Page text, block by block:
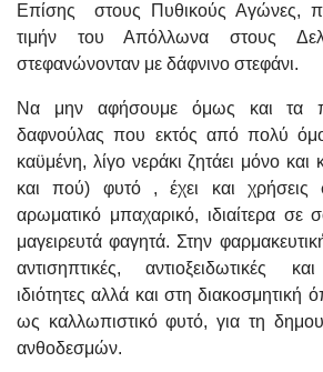
Επίσης στους Πυθικούς Αγώνες,
τιμήν του Απόλλωνα στους
στεφανώνονταν με δάφνινο στεφάνι.
Να μην αφήσουμε όμως και τα
δαφνούλας που εκτός από πολύ
καϋμένη, λίγο νεράκι ζητάει μόνο
και πού) φυτό , έχει και χρήσεις
αρωματικό μπαχαρικό, ιδιαίτερα σε
μαγειρευτά φαγητά. Στην
αντισηπτικές, αντιοξειδωτικές
ιδιότητες αλλά και στη διακοσμητική
ως καλλωπιστικό φυτό, για τη
ανθοδεσμών.